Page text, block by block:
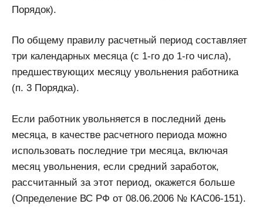
Порядок).
По общему правилу расчетный период составляет
три календарных месяца (с 1-го до 1-го числа),
предшествующих месяцу увольнения работника
(п. 3 Порядка).
Если работник увольняется в последний день
месяца, в качестве расчетного периода можно
использовать последние три месяца, включая
месяц увольнения, если средний заработок,
рассчитанный за этот период, окажется больше
(Определение ВС РФ от 08.06.2006 № КАС06-151).